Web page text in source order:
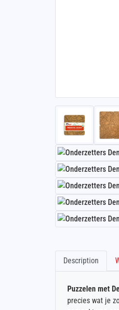
Description
Puzzelen met
precies wat je